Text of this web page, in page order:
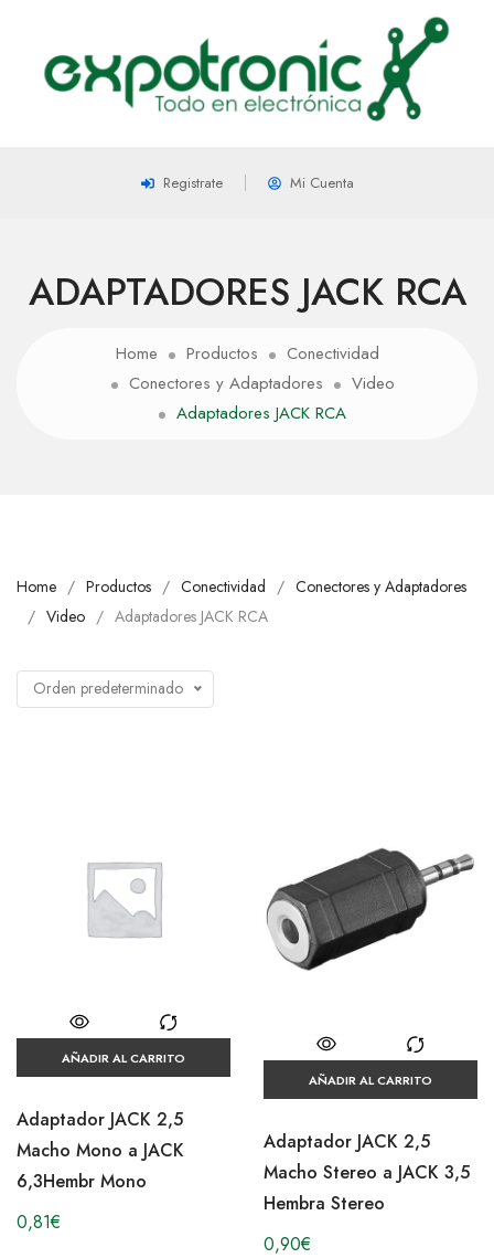
Registrate Mi Cuenta
ADAPTADORES JACK RCA
Home Productos
Conectividad
Conectores y Adaptadores
Video
Adaptadores JACK RCA
Home Productos Conectividad
Conectores y Adaptadores
Video
Adaptadores JACK RCA
Orden predeterminado
AÑADIR AL CARRITO
Adaptador JACK 2,5
Macho Mono a JACK
6,3Hembr Mono
0,81€
AÑADIR AL CARRITO
Adaptador JACK 2,5
Macho Stereo a JACK 3,5
Hembra Stereo
0,90€